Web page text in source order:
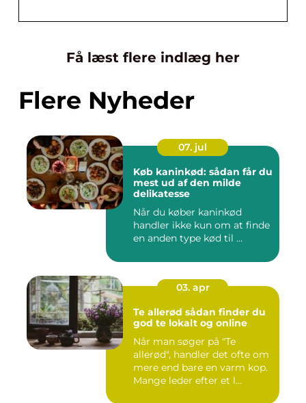
Få læst flere indlæg her
Flere Nyheder
07. jul
Køb kaninkød: sådan får du
mest ud af den milde
delikatesse
Når du køber kaninkød
handler ikke kun om at finde
en anden type kød til ...
03. apr
Te allerød sådan finder du
god te lokalt og online
Når man søger på "Te
allerød", handler det ofte om
mere end bare en varm kop.
Mange leder efter et l...